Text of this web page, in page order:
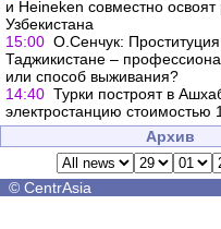
и Heineken совместно освоят
Узбекистана
15:00 О.Сенчук:
Таджикистане –
или способ выживания?
14:40 Турки построят в
электростанцию стоимостью
Архив
© CentrAsia